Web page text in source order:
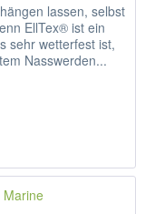
lassen, selbst
EllTex® ist ein
sehr wetterfest ist,
Nasswerden...